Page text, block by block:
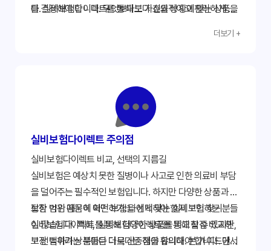
를 결정해야 합니다. 무엇보다도 자신의 상황에 맞는 상품을
다. 실비보험다이렉트를 통해 보다 효율적이고 편리하게 나
바로 실비보험다이렉트 비교를 시작하고, 미래를 위한 현명
더보기 +
실비보험다이렉트 주의점
실비보험다이렉트 비교, 선택의 지름길
실비보험은 예상치 못한 질병이나 사고로 인한 의료비 부담
을 덜어주는 필수적인 보험입니다. 하지만 다양한 상품과 복
잡한 약관 때문에 어떤 보험을 선택해야 할지 고민하는 분들
이 많습니다. 특히, '실비보험다이렉트'를 통해 직접 비교하
고 선택하려는 분들은 더욱 신중해야 합니다. 본 가이드에서
보장 범위 꼼꼼히 확인하기: 나에게 맞는 실비보험 찾기
실비보험다이렉트를 통해 다양한 상품을 비교할 수 있지만,
보장 범위가 상품마다 다르다는 점을 유의해야 합니다. 단순